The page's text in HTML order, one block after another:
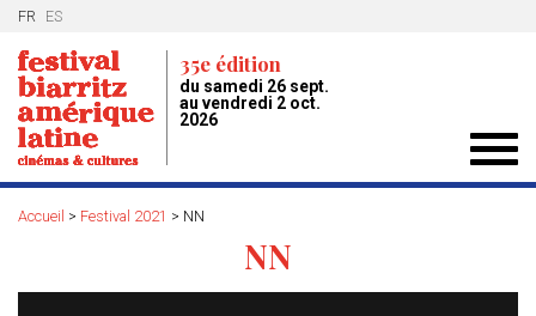
FR ES
35e édition
du samedi 26 sept.
au vendredi 2 oct.
2026
Accueil > Festival 2021 > NN
NN